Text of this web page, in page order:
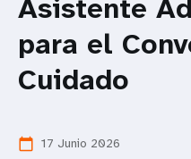
Asistente
para el
Cuidado
calendar_today 17 Junio 2026